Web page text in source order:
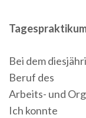
Bei dem
Beruf des
Arbeits- und
Ich konnte